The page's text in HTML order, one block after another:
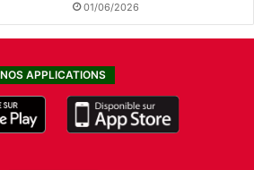
01/06/2026
NOS APPLICATIONS